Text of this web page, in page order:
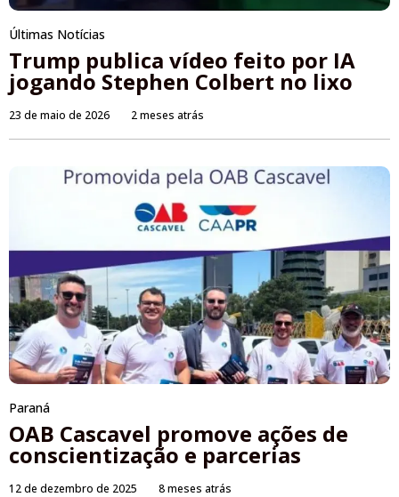
Últimas Notícias
Trump publica vídeo feito por IA
jogando Stephen Colbert no lixo
23 de maio de 2026 2 meses atrás
Paraná
OAB Cascavel promove ações de
conscientização e parcerias
12 de dezembro de 2025 8 meses atrás